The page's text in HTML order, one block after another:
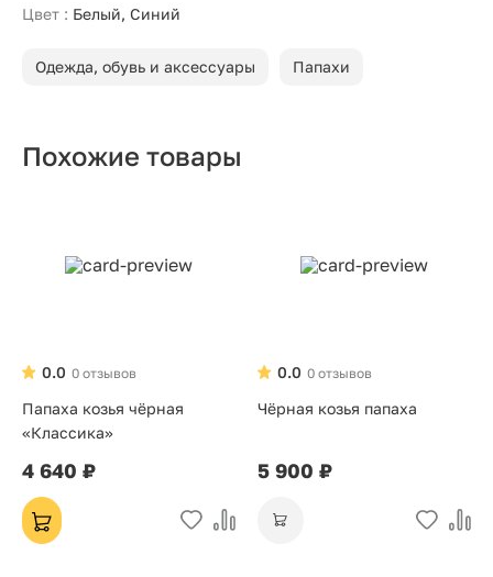
Цвет : Белый, Синий
Одежда, обувь и аксессуары Папахи
Похожие товары
0 отзывов
0.0
Папаха козья чёрная
«Классика»
4 640 ₽
0 отзывов
0.0
Чёрная козья папаха
5 900 ₽